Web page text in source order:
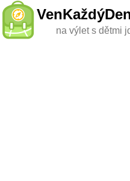
na výlet s dětmi